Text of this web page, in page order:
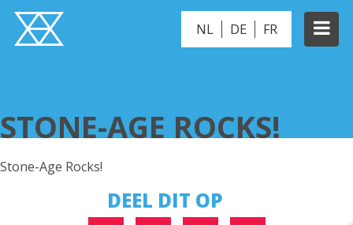
NL DE FR
STONE-AGE ROCKS!
Stone-Age Rocks!
DEEL DIT OP